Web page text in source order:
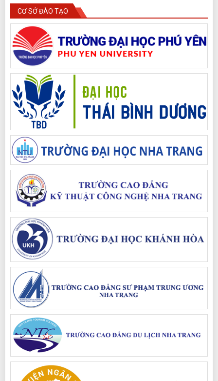
Lượt xem : 2394 | Lượt tải: 971
Thông tư 10/2018/TT-BLĐTBXH ngày 26/9/2018 tổ chức dạy môn
Giáo dục quốc phòng trong trường trung cấp, cao đẳng
Quy định chương trình, tổ chức dạy học và đánh giá kết quả học tập môn
học GDQPAN thuộc khối các môn học chung trong chương trình đào tạo
trình độ trung cấp, trình độ cao đẳng.
Lượt xem : 2366 | Lượt tải: 931
Thông Tư Liên Tịch quy định chế độ, chính sách đối với cán bộ
quản lý, giáo viên giáo dục quốc phòng và an ninh
quy định chế độ, chính sách đối với cán bộ quản lý, giáo viên giáo dục
quốc phòng và an ninh
Lượt xem : 2552 | Lượt tải: 0
Thông Tư Liên Tịch quy định tổ chức dạy, học và đánh giá kết quả
học tập môn học Giáo dục quốc phòng và an ninh trong các cơ
sở giáo dục nghề nghiệp, cơ sở giáo dục đại học
quốc phòng và an ninh trong các cơ sở giáo dục nghề nghiệp, cơ sở giáo
dục đại học
Lượt xem : 2266 | Lượt tải: 0
Thông Tư Liên Tịch quy định tổ chức, hoạt động của trung tâm
giáo dục quốc phòng và an ninh; liên kết giáo dục quốc phòng an
ninh của các trường cao đẳng, cở sở giáo dục đại học
quy định tổ chức, hoạt động của trung tâm giáo dục quốc phòng và an
ninh; liên kết giáo dục quốc phòng an ninh của các trường cao đẳng, cở
sở giáo dục đại học
Lượt xem : 2216 | Lượt tải: 0
Thông tư Ban hành Danh mục thiết bị dạy học tối thiểu môn học
giáo dục quốc phòng và an ninh trong các trường tiểu học, trung
học cơ sở, trung học phổ thông và trường phổ thông có nhiều cấp
học (có cấp trung học phổ thông), trung cấp sư phạm, cao đẳng
sư phạm và cơ sở giáo dục đại học.
Ban hành Danh mục thiết bị dạy học tối thiểu môn học giáo dục quốc
phòng và an ninh trong các trường tiểu học, trung học cơ sở, trung học
phổ thông và trường phổ thông có nhiều cấp học (có cấp trung học phổ
thông), trung cấp sư phạm, cao đẳng sư phạm và cơ sở giáo dục đại học.
Lượt xem : 5532 | Lượt tải: 0
CƠ SỞ ĐÀO TẠO